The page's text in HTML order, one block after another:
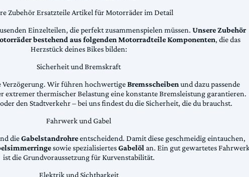
Zubehör Ersatzteile Artikel für Motorräder im Detail
Einzelteilen, die perfekt zusammenspielen müssen. Unsere Zubehör
bestehend aus folgenden Motorradteile Komponenten, die das
Herzstück deines Bikes bilden:
Sicherheit und Bremskraft
Verzögerung. Wir führen hochwertigeBremsscheibenund dazu passende
extremer thermischer Belastung eine konstante Bremsleistung garantieren.
den Stadtverkehr – bei uns findest du die Sicherheit, die du brauchst.
Fahrwerk und Gabel
dieGabelstandrohreentscheidend. Damit diese geschmeidig eintauchen,
sowie spezialisiertesGabelöl an. Ein gut gewartetes
ist die Grundvoraussetzung für Kurvenstabilität.
Elektrik und Sichtbarkeit